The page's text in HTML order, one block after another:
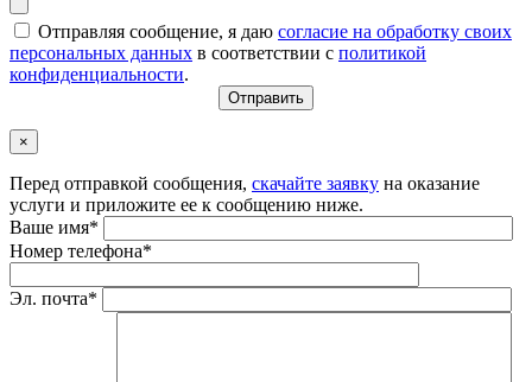
Отправляя сообщение, я даю согласие на обработку своих
персональных данных в соответствии с политикой
конфиденциальности.
×
Перед отправкой сообщения, скачайте заявку на оказание
услуги и приложите ее к сообщению ниже.
Ваше имя*
Номер телефона*
Эл. почта*